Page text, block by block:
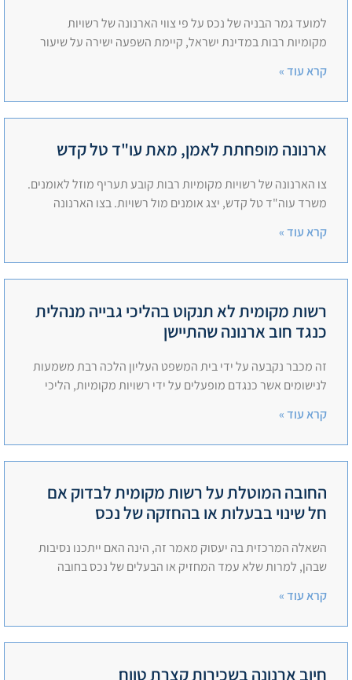
למועד גמר הבניה של נכס על פי צווי הארנונה של רשויות
מקומיות רבות במדינת ישראל, קיימת השפעה ישירה על שיעור
קרא עוד »
ארנונה מופחתת לאמן, מאת עו"ד טל קדש
צו הארנונה של רשויות מקומיות רבות קובע תעריף מוזל לאומנים.
משרד עוה"ד טל קדש, יצג אומנים מול רשויות. בצו הארנונה
קרא עוד »
רשות מקומית לא תנקוט בהליכי גבייה מנהלית
כנגד חוב ארנונה שהתיישן
זה מכבר נקבעה על ידי בית המשפט העליון הלכה רבת משמעות
לנישומים אשר כנגדם מופעלים על ידי רשויות מקומיות, הליכי
קרא עוד »
החובה המוטלת על רשות מקומית לבדוק אם
חל שינוי בבעלות או בהחזקה של נכס
השאלה המרכזית בה יעסוק מאמר זה, הינה האם ייתכנו נסיבות
שבהן, למרות שלא עמד המחזיק או הבעלים של נכס בחובה
קרא עוד »
חיוב ארנונה בשכירות קצרת טווח